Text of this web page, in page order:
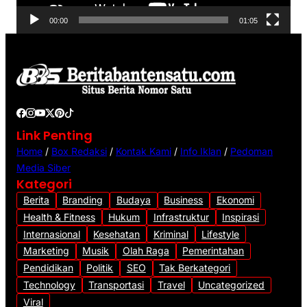
o
00:00 01:05
Link Penting
Home / Box Redaksi / Kontak Kami / Info Iklan / Pedoman
Media Siber
Kategori
Berita Branding Budaya Business
Ekonomi
Health & Fitness
Hukum Infrastruktur
Inspirasi
Internasional
Kesehatan Kriminal
Lifestyle
Marketing
Musik Olah Raga
Pemerintahan
Pendidikan
Politik SEO
Tak Berkategori
Technology
Transportasi Travel
Uncategorized
Viral